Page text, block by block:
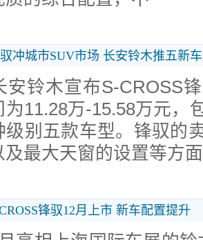
冲城市SUV市场 长安铃木推五新
安铃木宣布S-CROSS
为11.28万-15.58万元，
级别五款车型。锋驭的
及最大天窗的设置等方
锋驭12月上市 新车配置提升